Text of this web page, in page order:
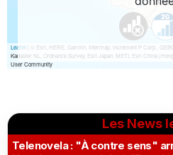
Les News
Telenovela : "À contre sens"